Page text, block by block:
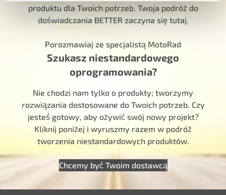
produktu dla Twoich potrzeb. Twoja podróż do
doświadczania BETTER zaczyna się tutaj.
Porozmawiaj ze specjalistą MotoRad
Szukasz niestandardowego
oprogramowania?
Nie chodzi nam tylko o produkty; tworzymy
rozwiązania dostosowane do Twoich potrzeb. Czy
jesteś gotowy, aby ożywić swój nowy projekt?
Kliknij poniżej i wyruszmy razem w podróż
tworzenia niestandardowych produktów.
Chcemy być Twoim dostawcą